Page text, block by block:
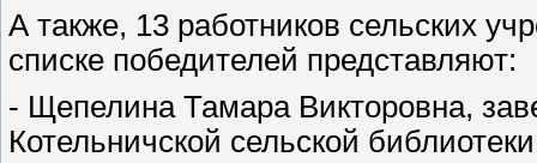
А также, 13 работников сельских
списке победителей представляют:
- Щепелина Тамара Викторовна,
Котельничской сельской